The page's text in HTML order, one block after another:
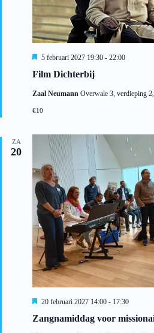
Film Dichterbij
U
t
e
i
h
5 februari 2027 19:30 - 22:00
Zaal Neumann Overwale 3, verdieping
€10
ZA
20
Zangnamiddag voor
U
t
20 februari 2027 14:00 - 17:30